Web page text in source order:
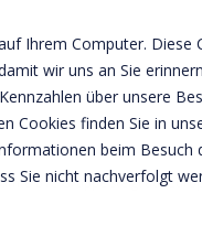
Ihrem Computer.
wir uns an Sie
über unsere
Cookies finden Sie in
beim
Sie nicht nachverfolgt
BTE Gruppe steigt auf